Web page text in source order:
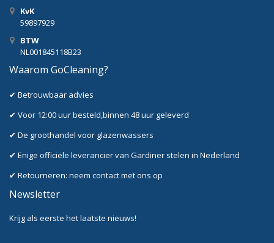
KvK
59897929
BTW
NL001845118B23
Waarom GoCleaning?
✔ Betrouwbaar advies
✔ Voor 12:00 uur besteld,binnen 48 uur geleverd
✔ De groothandel voor glazenwassers
✔ Enige officiële leverancier van Gardiner stelen in Nederland
✔ Retourneren: neem contact met ons op
Newsletter
Krijg als eerste het laatste nieuws!